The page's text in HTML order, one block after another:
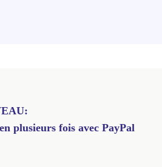
plusieurs fois avec PayPal